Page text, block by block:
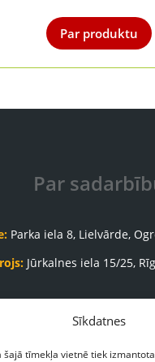
Sīkdatnes
šajā tīmekļa vietnē tiek
Par produktu
Par
Parka iela 8, Lielvārde,
Jūrkalnes iela 15/25,
Pasūtījumu pieņemšanas
+371 65035999